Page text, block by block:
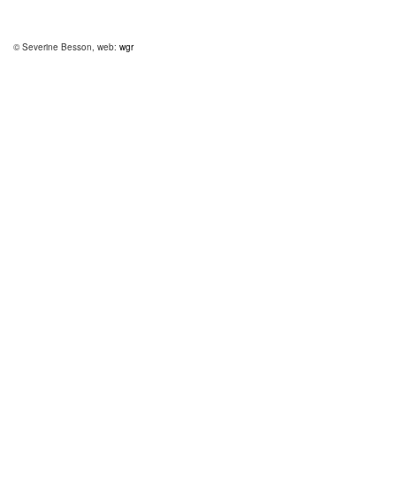
© Severine Besson, web: wgr